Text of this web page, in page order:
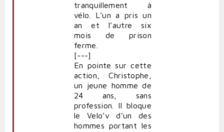
tranquillement à
vélo. L’un a pris un
an et l’autre six
mois de prison
ferme.
[---]
En pointe sur cette
action, Christophe,
un jeune homme de
24 ans, sans
profession. Il bloque
le Velo’v d’un des
hommes portant les